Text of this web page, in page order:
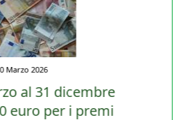
Marzo 2026
al 31 dicembre
euro per i premi